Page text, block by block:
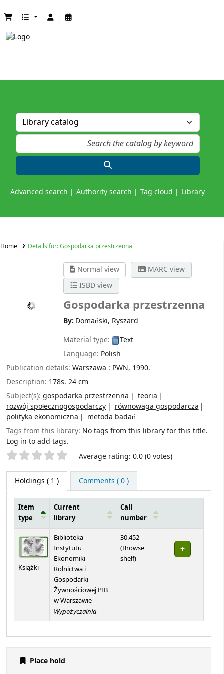
Advanced search Authority search Tag cloud Library
Home Details for:Gospodarka przestrzenna
Normal view
MARC view
ISBD view
Gospodarka przestrzenna
By: Domański, Ryszard
Material type:
Text
Language: Polish
Publication details: Warszawa :PWN,1990.
Description: 178s. 24 cm
Subject(s): gospodarka przestrzenna
teoria
rozwój społecznogospodarczy
równowaga gospodarcza
polityka ekonomiczna
metoda badań
Tags from this library: No tags from this library for this title.
Log in to add tags.
Star ratings Average rating: 0.0 (0 votes)
Holdings ( 1 ) Comments ( 0 )
Item
type
Current
library
Call
number
Książki
Biblioteka
Instytutu
Ekonomiki
Rolnictwa i
Gospodarki
Żywnościowej PIB
w Warszawie
Wypożyczalnia
30.452
(Browse
shelf(Opens below)
)
Place hold